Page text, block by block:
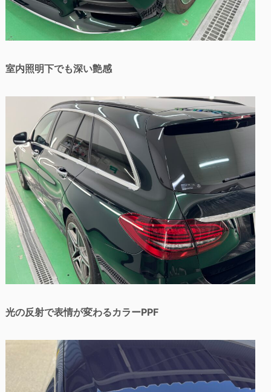
室内照明下でも深い艶感
光の反射で表情が変わるカラーPPF